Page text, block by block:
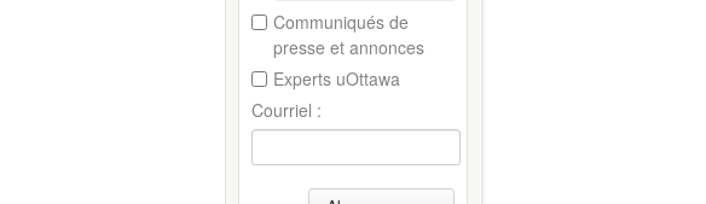
Communiqués de
presse et annonces
Experts uOttawa
Courriel :